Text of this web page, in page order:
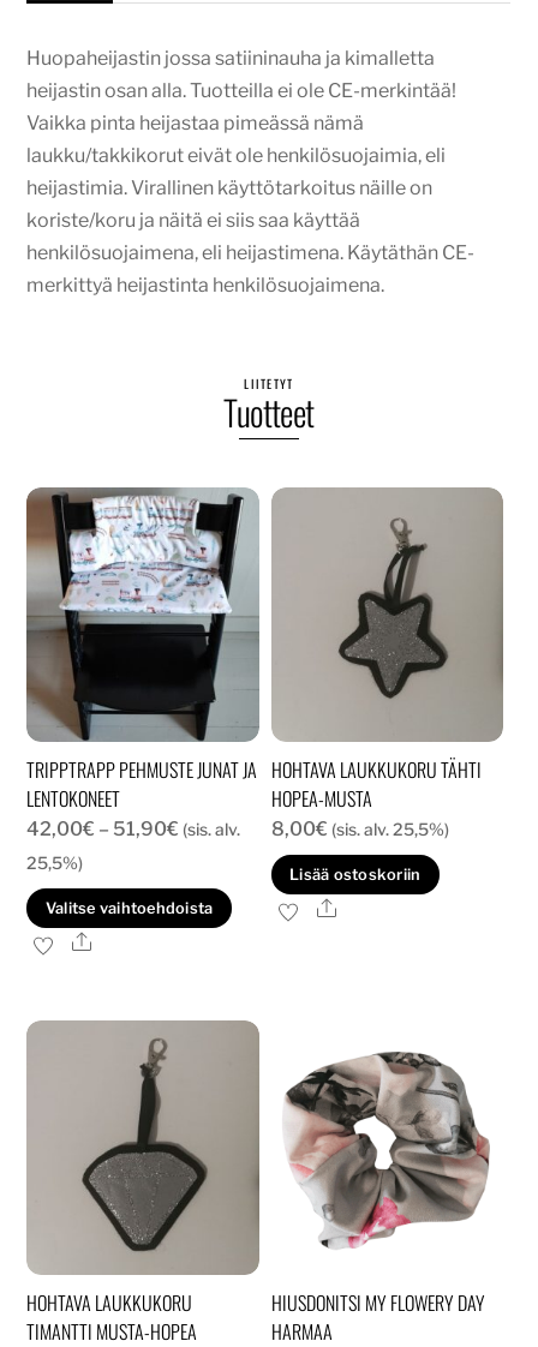
Huopaheijastin jossa satiininauha ja kimalletta
heijastin osan alla. Tuotteilla ei ole CE-merkintää!
Vaikka pinta heijastaa pimeässä nämä
laukku/takkikorut eivät ole henkilösuojaimia, eli
heijastimia. Virallinen käyttötarkoitus näille on
koriste/koru ja näitä ei siis saa käyttää
henkilösuojaimena, eli heijastimena. Käytäthän CE-
merkittyä heijastinta henkilösuojaimena.
LIITETYT
Tuotteet
TRIPPTRAPP PEHMUSTE JUNAT JA
LENTOKONEET
42,00€ – 51,90€ Hintaluokka:
-
51,90€
(sis. alv.
25,5%)
Valitse vaihtoehdoista
Tällä
muunnelma.
tehdä
valinnat
tuotteen
sivulla.
Ale
HOHTAVA LAUKKUKORU TÄHTI
HOPEA-MUSTA
8,00€ (sis. alv. 25,5%)
Lisää ostoskoriin
Ale
HOHTAVA LAUKKUKORU
TIMANTTI MUSTA-HOPEA
HIUSDONITSI MY FLOWERY DAY
HARMAA